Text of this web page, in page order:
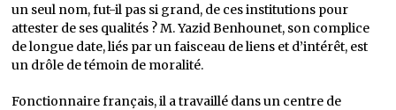
un seul nom, fut-il pas si grand, de ces institutions pour
attester de ses qualités ? M. Yazid Benhounet, son complice
de longue date, liés par un faisceau de liens et d’intérêt, est
un drôle de témoin de moralité.
Fonctionnaire français, il a travaillé dans un centre de